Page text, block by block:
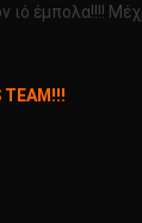
ιό έμπολα!!!!
TEAM!!!